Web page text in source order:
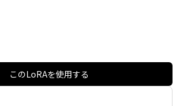
このLoRAを使用する